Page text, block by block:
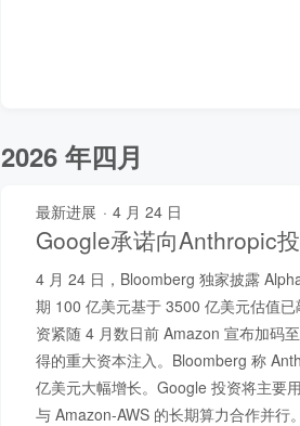
2026 年四月
最新进展 · 4 月 24 日
Google承诺向Anthropic
4 月 24 日，Bloomberg 独家披露
期 100 亿美元基于 3500 亿美元估值
资紧随 4 月数日前 Amazon 宣布加码
得的重大资本注入。Bloomberg 称
亿美元大幅增长。Google 投资将主要
与 Amazon-AWS 的长期算力合作并行